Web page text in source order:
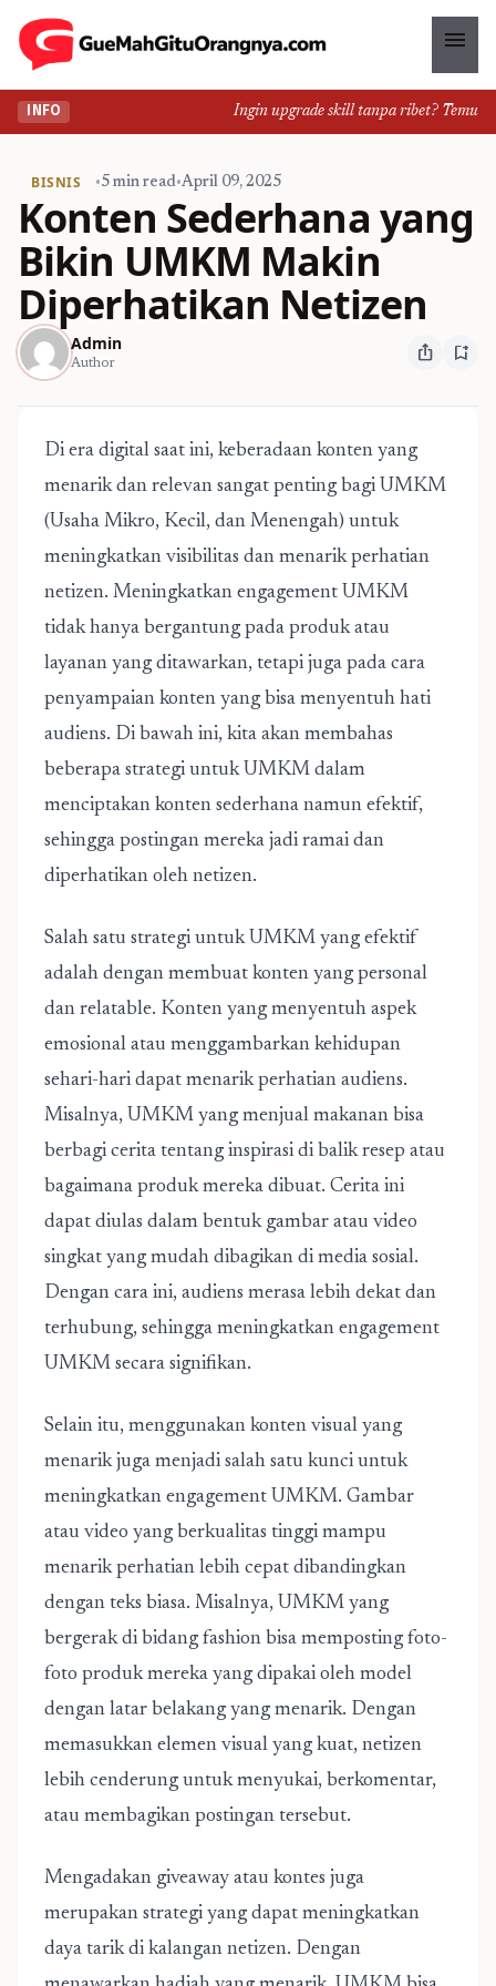
menu
INFO Ingin upgrade skill tanpa ribet? Temukan
BISNIS •5 min read•April 09, 2025
Konten Sederhana yang
Bikin UMKM Makin
Diperhatikan Netizen
Admin
Author ios_share bookmark_add
Di era digital saat ini, keberadaan konten yang
menarik dan relevan sangat penting bagi UMKM
(Usaha Mikro, Kecil, dan Menengah) untuk
meningkatkan visibilitas dan menarik perhatian
netizen. Meningkatkan engagement UMKM
tidak hanya bergantung pada produk atau
layanan yang ditawarkan, tetapi juga pada cara
penyampaian konten yang bisa menyentuh hati
audiens. Di bawah ini, kita akan membahas
beberapa strategi untuk UMKM dalam
menciptakan konten sederhana namun efektif,
sehingga postingan mereka jadi ramai dan
diperhatikan oleh netizen.
Salah satu strategi untuk UMKM yang efektif
adalah dengan membuat konten yang personal
dan relatable. Konten yang menyentuh aspek
emosional atau menggambarkan kehidupan
sehari-hari dapat menarik perhatian audiens.
Misalnya, UMKM yang menjual makanan bisa
berbagi cerita tentang inspirasi di balik resep atau
bagaimana produk mereka dibuat. Cerita ini
dapat diulas dalam bentuk gambar atau video
singkat yang mudah dibagikan di media sosial.
Dengan cara ini, audiens merasa lebih dekat dan
terhubung, sehingga meningkatkan engagement
UMKM secara signifikan.
Selain itu, menggunakan konten visual yang
menarik juga menjadi salah satu kunci untuk
meningkatkan engagement UMKM. Gambar
atau video yang berkualitas tinggi mampu
menarik perhatian lebih cepat dibandingkan
dengan teks biasa. Misalnya, UMKM yang
bergerak di bidang fashion bisa memposting foto-
foto produk mereka yang dipakai oleh model
dengan latar belakang yang menarik. Dengan
memasukkan elemen visual yang kuat, netizen
lebih cenderung untuk menyukai, berkomentar,
atau membagikan postingan tersebut.
Mengadakan giveaway atau kontes juga
merupakan strategi yang dapat meningkatkan
daya tarik di kalangan netizen. Dengan